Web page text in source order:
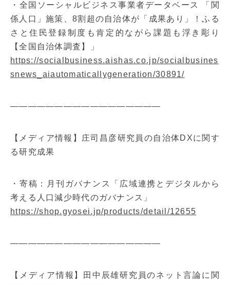
・全国ソーシャルビジネス事業者データベース 「関
係人口」施策、8割超の自治体が「成果あり」！ふる
さと住民登録制度も肯定的ながら課題も浮き彫り
【全国自治体調査】」
https://socialbusiness.aishas.co.jp/socialbusines
snews_aiautomaticallygeneration/30891/
—————————————————
【メディア情報】庄司昌彦研究員の自治体DXに関す
る研究成果
・寄稿：月刊ガバナンス「広域連携とデジタルから
考える人口減少時代のガバナンス」
https://shop.gyosei.jp/products/detail/12655
—————————————————
【メディア情報】田中辰雄研究員のネット言論に関